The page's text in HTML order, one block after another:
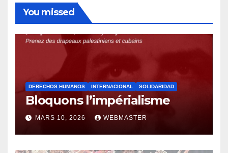
You missed
DERECHOS HUMANOS INTERNACIONAL SOLIDARIDAD
Bloquons l’impérialisme
MARS 10, 2026 WEBMASTER